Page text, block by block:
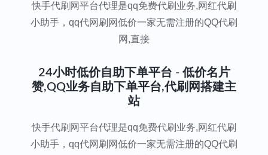
快手代刷网平台代理是qq免费代刷业务,网红代刷
小助手，qq代网刷网低价一家无需注册的QQ代刷
网,直接
24小时低价自助下单平台 - 低价名片
赞,QQ业务自助下单平台,代刷网搭建主
站
快手代刷网平台代理是qq免费代刷业务,网红代刷
小助手，qq代网刷网低价一家无需注册的QQ代刷